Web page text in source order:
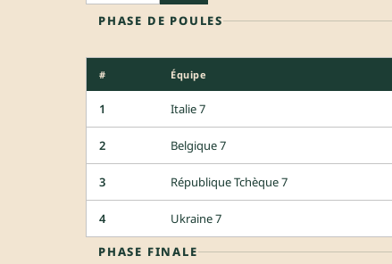
PHASE DE POULES
# Équipe
1 Italie 7
2 Belgique 7
3 République Tchèque 7
4 Ukraine 7
PHASE FINALE